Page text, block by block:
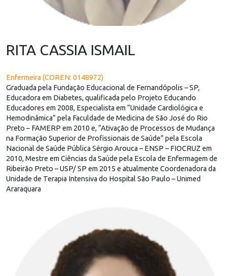
RITA CASSIA ISMAIL
Enfermeira (COREN: 0148972)
Graduada pela Fundação Educacional de Fernandópolis – SP,
Educadora em Diabetes, qualificada pelo Projeto Educando
Educadores em 2008, Especialista em “Unidade Cardiológica e
Hemodinâmica” pela Faculdade de Medicina de São José do Rio
Preto – FAMERP em 2010 e, “Ativação de Processos de Mudança
na Formação Superior de Profissionais de Saúde” pela Escola
Nacional de Saúde Pública Sérgio Arouca – ENSP – FIOCRUZ em
2010, Mestre em Ciências da Saúde pela Escola de Enfermagem de
Ribeirão Preto – USP/ SP em 2015 e atualmente Coordenadora da
Unidade de Terapia Intensiva do Hospital São Paulo – Unimed
Araraquara